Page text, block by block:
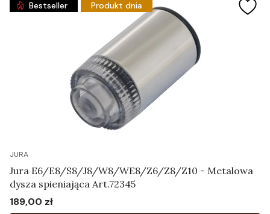
Bestseller Produkt dnia
JURA
Jura E6/E8/S8/J8/W8/WE8/Z6/Z8/Z10 - Metalowa
dysza spieniająca Art.72345
Cena
189,00 zł